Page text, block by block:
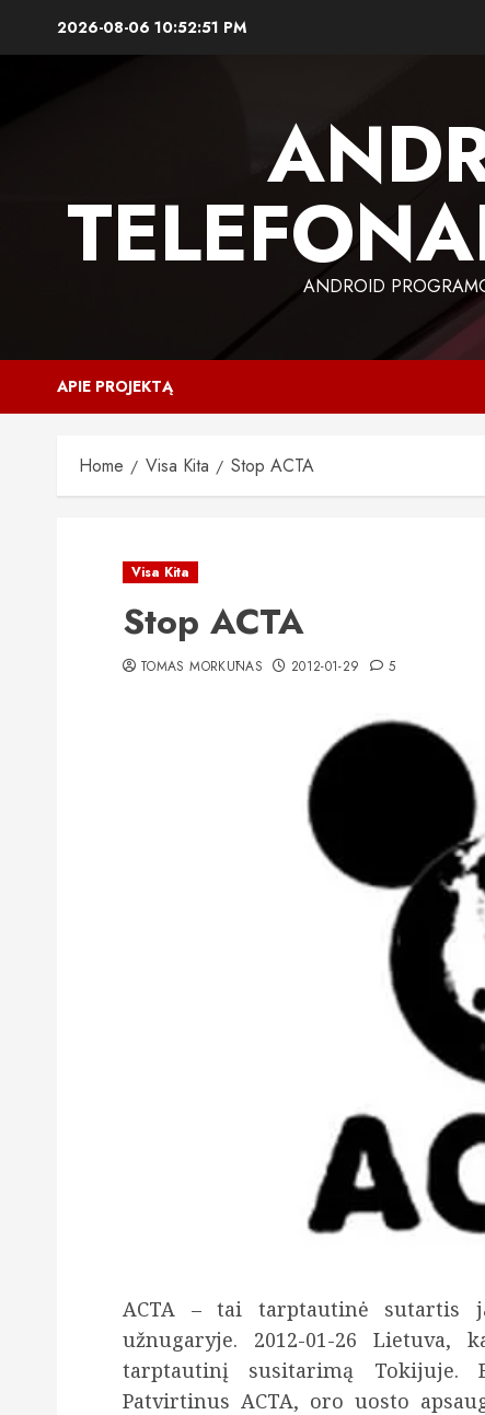
2026-08-06 10:52:52 PM
ANDROID
APIE PROJEKTĄ
Home Visa Kita Stop ACTA
Visa Kita
Stop ACTA
TOMAS MORKŪNAS 2012-01-29 5
ACTA – tai tarptautinė sutartis
užnugaryje. 2012-01-26
tarptautinį susitarimą
Patvirtinus ACTA, oro uosto